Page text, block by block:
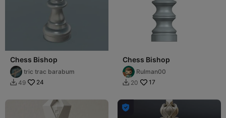
Chess Bishop
tric trac barabum
 49 24
Chess Bishop
Rulman00
 20 17
